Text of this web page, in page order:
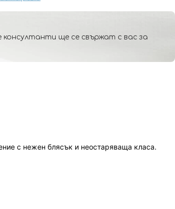
ще се свържат с вас за
с нежен блясък и неостаряваща класа.